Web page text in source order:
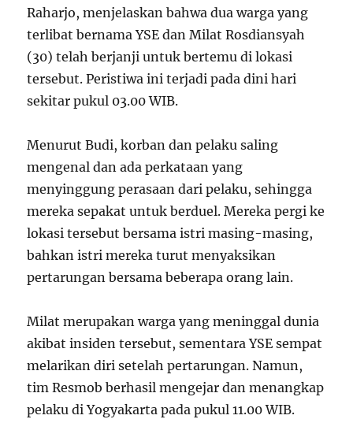
Raharjo, menjelaskan bahwa dua warga yang
terlibat bernama YSE dan Milat Rosdiansyah
(30) telah berjanji untuk bertemu di lokasi
tersebut. Peristiwa ini terjadi pada dini hari
sekitar pukul 03.00 WIB.
Menurut Budi, korban dan pelaku saling
mengenal dan ada perkataan yang
menyinggung perasaan dari pelaku, sehingga
mereka sepakat untuk berduel. Mereka pergi ke
lokasi tersebut bersama istri masing-masing,
bahkan istri mereka turut menyaksikan
pertarungan bersama beberapa orang lain.
Milat merupakan warga yang meninggal dunia
akibat insiden tersebut, sementara YSE sempat
melarikan diri setelah pertarungan. Namun,
tim Resmob berhasil mengejar dan menangkap
pelaku di Yogyakarta pada pukul 11.00 WIB.